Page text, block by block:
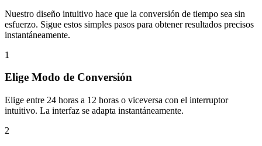
Nuestro diseño intuitivo hace que la conversión de tiempo sea sin
esfuerzo. Sigue estos simples pasos para obtener resultados precisos
instantáneamente.
1
Elige Modo de Conversión
Elige entre 24 horas a 12 horas o viceversa con el interruptor
intuitivo. La interfaz se adapta instantáneamente.
2